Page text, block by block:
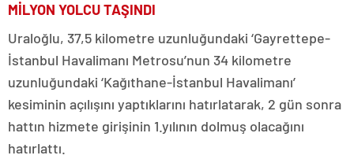
MİLYON YOLCU TAŞINDI
Uraloğlu, 37,5 kilometre uzunluğundaki ‘Gayrettepe-
İstanbul Havalimanı Metrosu’nun 34 kilometre
uzunluğundaki ‘Kağıthane-İstanbul Havalimanı’
kesiminin açılışını yaptıklarını hatırlatarak, 2 gün sonra
hattın hizmete girişinin 1.yılının dolmuş olacağını
hatırlattı.